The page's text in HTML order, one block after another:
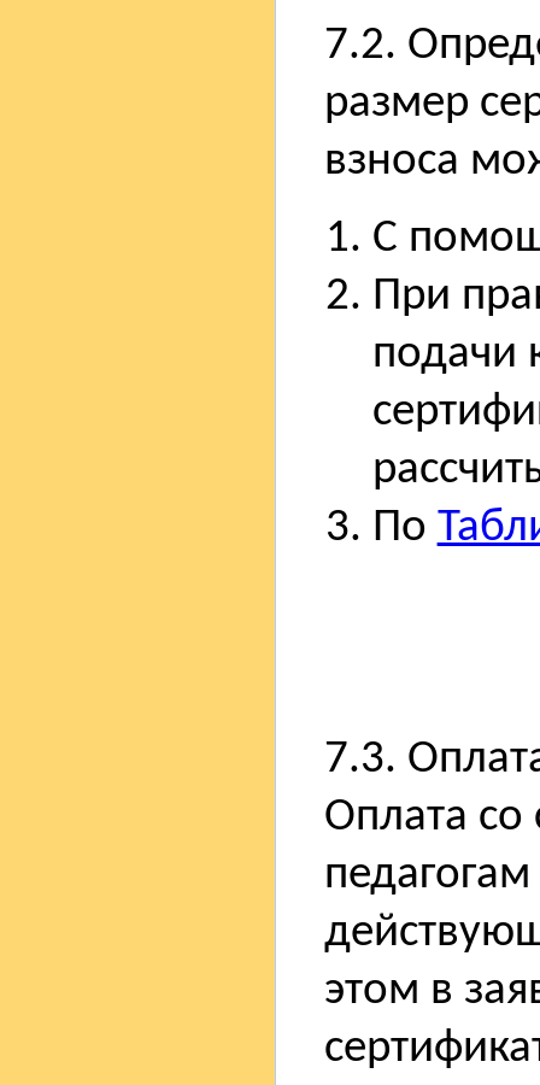
7.2.
размер
взноса
С
При
подачи
По
7.3.
Оплата со
этом в